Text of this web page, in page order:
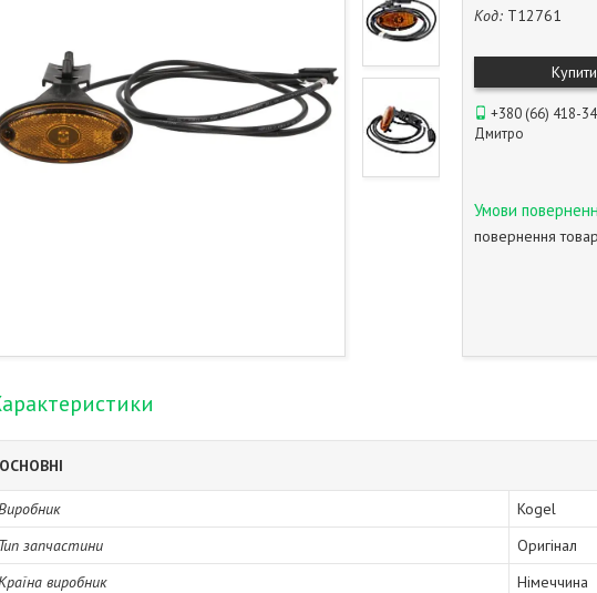
Код: T12761
Купити
+380 (66) 418-
Дмитро
повернення
ОСНОВНІ
Kogel
Тип запчастини
Оригінал
виробник
Німеччина